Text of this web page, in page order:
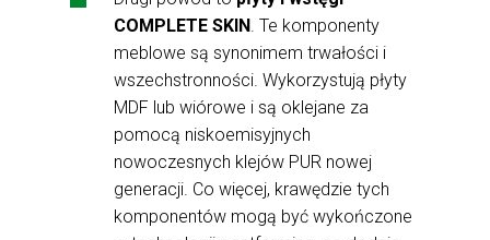
COMPLETE SKIN. Te komponenty
meblowe są synonimem trwałości i
wszechstronności. Wykorzystują płyty
MDF lub wiórowe i są oklejane za
pomocą niskoemisyjnych
nowoczesnych klejów PUR nowej
generacji. Co więcej, krawędzie tych
komponentów mogą być wykończone